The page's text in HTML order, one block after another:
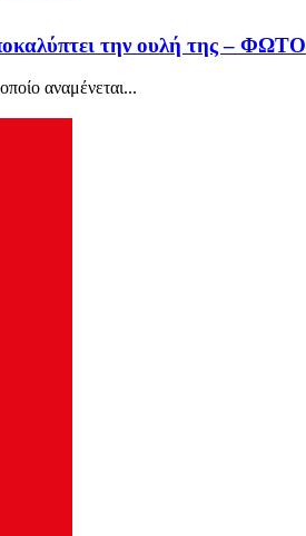
την ουλή της – ΦΩΤΟ
αναμένεται...